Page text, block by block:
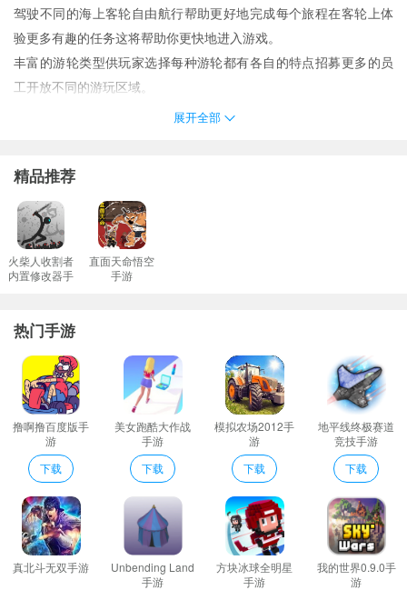
驾驶不同的海上客轮自由航行帮助更好地完成每个旅程在客轮上体
验更多有趣的任务这将帮助你更快地进入游戏。
丰富的游轮类型供玩家选择每种游轮都有各自的特点招募更多的员
工开放不同的游玩区域。
：在游戏中来扮演一名优秀的船只驾驶船长在这里来操控你的游轮
多的人。
自由度极高的模拟养成系统各种设施随意搭建各种活动任你开办
豪华游轮模拟器点评
根据任务的各种要求从而去改变自己当前的目标这变得十分重要。
每一次冒险和营救都会让你热血沸腾。这些无辜的人正在等待你的
你还能在海面上欣赏不一样的景色这里的环境和风景会非常的精致
美观。
玩这个豪华游轮游戏的船主要和最好的部分是它是免费的。你只需
要按下才能进入这个环境中的下载按钮。
充分利用涡轮增压器和划船的性能。如果你喜欢请尽情享受。
你需要遵循任务的指示让每个人在给定的时间内登上邮轮自由驾驶
航行到达目的地在游戏中将驾驶豪华游轮。
豪华游轮模拟器亮点
1、避开各种不计后果的渔船海贼在淘宝上淘海开始寻找海宝的旅程
真实的场景使您的巡航更加震撼和身临其境。
2、让你更棒的去融入到当前的游戏玩法当中感受最佳的趣味体验。
展开全部
精品推荐
火柴人收割者
内置修改器手
直面天命悟空
手游
热门手游
撸啊撸百度版手
游
下载
美女跑酷大作战
手游
下载
模拟农场2012手
游
下载
地平线终极赛道
竞技手游
下载
真北斗无双手游
Unbending Land
手游
方块冰球全明星
手游
我的世界0.9.0手
游